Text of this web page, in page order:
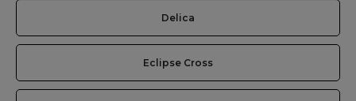
Delica
Eclipse Cross